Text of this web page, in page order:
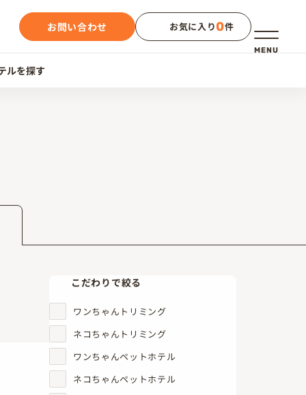
メニュー
MENU
お問い合わせ お気に入り0件
ルを探す
アイコンの説明
こだわりで絞る
ワンちゃんトリミング
ネコちゃんトリミング
ワンちゃんペットホテル
ネコちゃんペットホテル